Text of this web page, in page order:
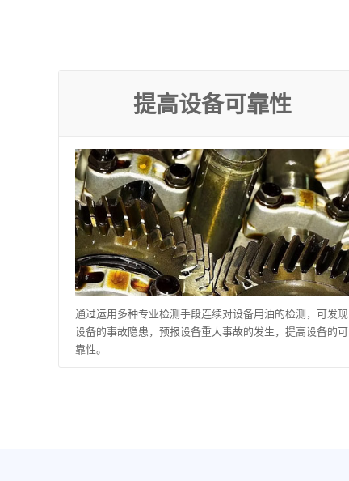
提高设备可靠性
通过运用多种专业检测手段连续对设备用油的检测，可发现
设备的事故隐患，预报设备重大事故的发生，提高设备的可
靠性。